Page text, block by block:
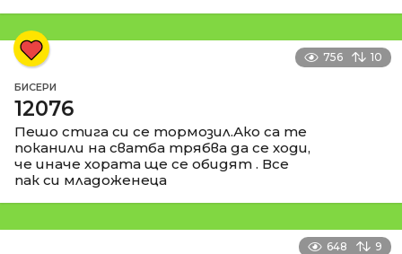
756 10
БИСЕРИ
12076
Пешо стига си се тормозил.Ако са те
поканили на сватба трябва да се ходи,
че иначе хората ще се обидят . Все
пак си младоженеца
648 9